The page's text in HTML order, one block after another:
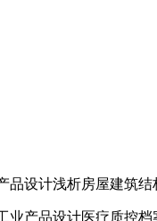
品设计浅析房屋建筑结
业产品设计医疗质控